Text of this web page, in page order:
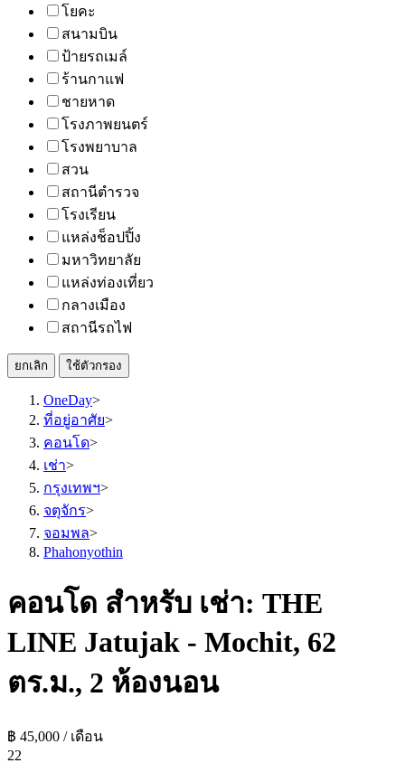
โยคะ
สนามบิน
ป้ายรถเมล์
ร้านกาแฟ
ชายหาด
โรงภาพยนตร์
โรงพยาบาล
สวน
สถานีตำรวจ
โรงเรียน
แหล่งช็อปปิ้ง
มหาวิทยาลัย
แหล่งท่องเที่ยว
กลางเมือง
สถานีรถไฟ
ยกเลิก ใช้ตัวกรอง
OneDay>
ที่อยู่อาศัย>
คอนโด>
เช่า>
กรุงเทพฯ>
จตุจักร>
จอมพล>
Phahonyothin
คอนโด สำหรับ เช่า: THE
LINE Jatujak - Mochit, 62
ตร.ม., 2 ห้องนอน
฿ 45,000 / เดือน
22